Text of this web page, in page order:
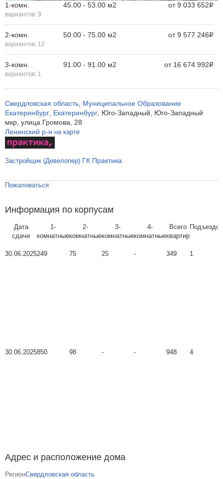
1-комн.
вариантов: 9
45.00 - 53.00 м2 от9 033 652Р
2-комн.
вариантов: 12
50.00 - 75.00 м2 от9 577 246Р
3-комн.
вариантов: 1
91.00 - 91.00 м2 от 16 674 992Р
Свердловская область, Муниципальное Образование
Екатеринбург, Екатеринбург, Юго-Западный, Юго-Западный
мкр, улица Громова, 28
Ленинский р-н на карте
Застройщик (Девелопер) ГК Практика
Пожаловаться
Информация по корпусам
Дата
сдачи
1-
комнатные
2-
комнатные
3-
комнатные
4-
комнатные
Всего
квартир
Подъездов
30.06.2025249 75 25 - 349 1
30.06.2025850 98 - - 948 4
Адрес и расположение дома
РегионСвердловская область